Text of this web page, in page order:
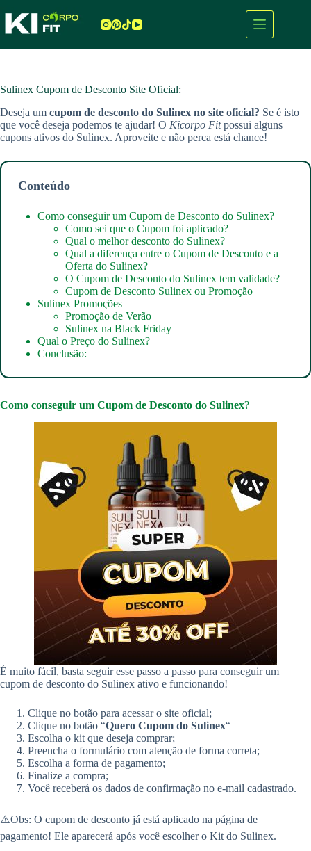
para
Sulinex Cupom de Desconto Site Oficial:
Deseja um cupom de desconto do Sulinex no site oficial? Se é isto
que você deseja podemos te ajudar! O Kicorpo Fitpossui alguns
cupons ativos do Sulinex. Aproveite e não perca está chance!
Conteúdo
Como conseguir um Cupom de Desconto do Sulinex?
Como sei que o Cupom foi aplicado?
Qual o melhor desconto do Sulinex?
Qual a diferença entre o Cupom de Desconto e a
Oferta do Sulinex?
O Cupom de Desconto do Sulinex tem validade?
Cupom de Desconto Sulinex ou Promoção
Sulinex Promoções
Promoção de Verão
Sulinex na Black Friday
Qual o Preço do Sulinex?
Conclusão:
Como conseguir um Cupom de Desconto do Sulinex?
É muito fácil, basta seguir esse passo a passo para conseguir um
cupom de desconto do Sulinex ativo e funcionando!
Clique no botão para acessar o site oficial;
Clique no botão “Quero Cupom do Sulinex“
Escolha o kit que deseja comprar;
Preencha o formulário com atenção de forma correta;
Escolha a forma de pagamento;
Finalize a compra;
Você receberá os dados de confirmação no e-mail cadastrado.
⚠️Obs: O cupom de desconto já está aplicado na página de
pagamento! Ele aparecerá após você escolher o Kit do Sulinex.